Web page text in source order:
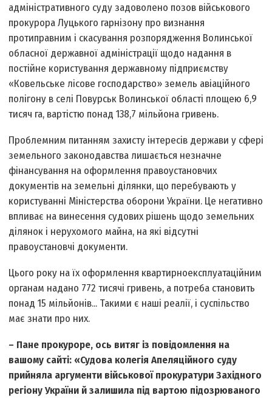
адміністративного суду задоволено позов військового
прокурора Луцького гарнізону про визнання
протиправним і скасування розпорядження Волинської
обласної державної адміністрації щодо надання в
постійне користування державному підприємству
«Ковельське лісове господарство» земель авіаційного
полігону в селі Повурськ Волинської області площею 6,9
тисяч га, вартістю понад 138,7 мільйона гривень.
Проблемним питанням захисту інтересів держави у сфері
земельного законодавства лишається незначне
фінансування на оформлення правоустановчих
документів на земельні ділянки, що перебувають у
користуванні Міністерства оборони України. Це негативно
впливає на винесення судових рішень щодо земельних
ділянок і нерухомого майна, на які відсутні
правоустановчі документи.
Цього року на їх оформлення квартирно­експлуатаційним
органам надано 772 тисячі гривень, а потреба становить
понад 15 мільйонів... Такими є наші реалії, і суспільство
має знати про них.
– Пане прокуроре, ось витяг із повідомлення на
вашому сайті: «Судова колегія Апеляційного суду
прийняла аргументи військової прокуратури Західного
регіону України й залишила під вартою підозрюваного